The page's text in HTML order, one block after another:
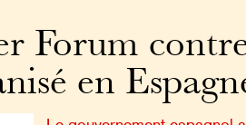
Forum
en